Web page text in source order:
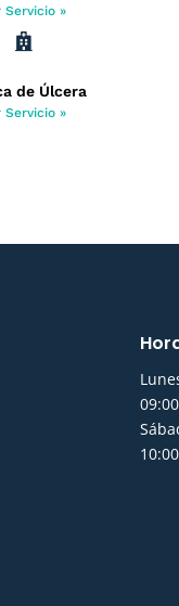
Servicio »

de Úlcera
Servicio »